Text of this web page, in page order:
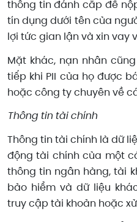
thông tin đánh cắp để
tín dụng dưới tên của
lợi tức gian lận và xin vay
Mặt khác, nạn nhân
tiếp khi PII của họ được
hoặc công ty chuyên về
Thông tin tài chính
Thông tin tài chính là dữ
động tài chính của một
thông tin ngân hàng, tài
bảo hiểm và dữ liệu
truy cập tài khoản hoặc